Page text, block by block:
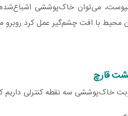
می‌توان خاک‌پوششی اشباع‌شده
با افت چشم‌گیر عمل کرد روبرو
قارچ
خاک‌پوششی سه نقطه کنترلی